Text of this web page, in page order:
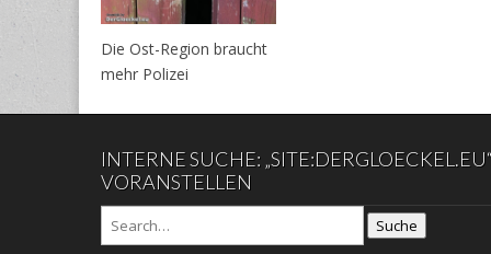
Die Ost-Region braucht
mehr Polizei
INTERNE SUCHE:
VORANSTELLEN
Suche